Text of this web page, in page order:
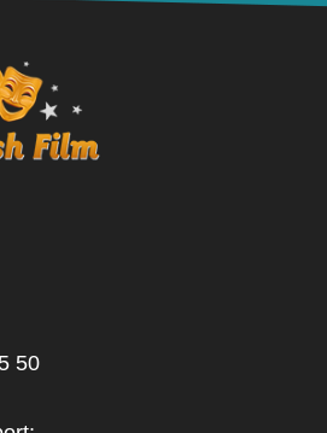
50